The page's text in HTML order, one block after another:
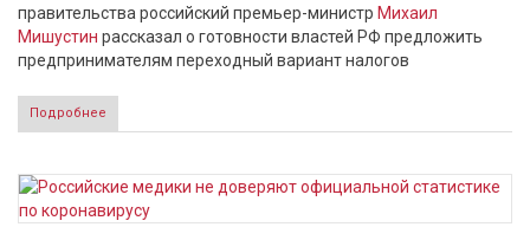
правительства российский премьер-министр Михаил
Мишустин рассказал о готовности властей РФ предложить
предпринимателям переходный вариант налогов
Подробнее